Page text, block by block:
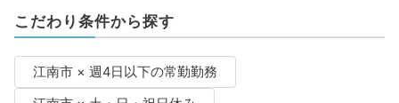
こだわり条件から探す
江南市 × 週4日以下の常勤勤務